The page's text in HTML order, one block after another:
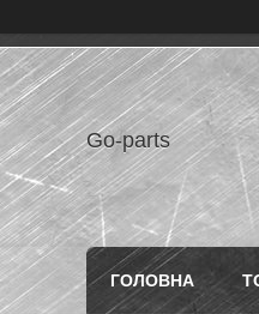
Go-parts
ГОЛОВНА